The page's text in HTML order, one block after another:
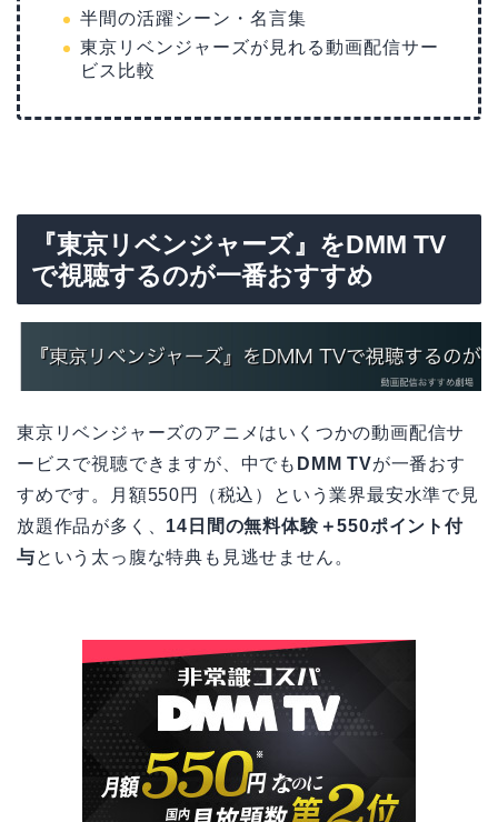
半間の活躍シーン・名言集
東京リベンジャーズが見れる動画配信サー
ビス比較
『東京リベンジャーズ』をDMM TV
で視聴するのが一番おすすめ
東京リベンジャーズのアニメはいくつかの動画配信サ
ービスで視聴できますが、中でも DMM TVが一番おす
すめです。月額550円（税込）という業界最安水準で見
放題作品が多く、 14日間の無料体験＋550ポイント付
与という太っ腹な特典も見逃せません。